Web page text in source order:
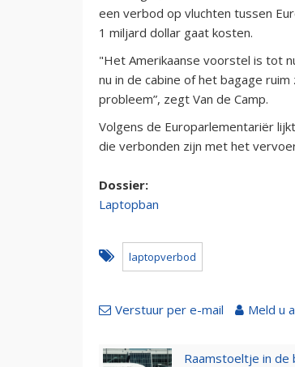
een verbod op vluchten tussen
1 miljard dollar gaat kosten.
"Het Amerikaanse voorstel is tot
nu in de cabine of het bagage
probleem”, zegt Van de Camp.
Volgens de Europarlementariër
die verbonden zijn met het
Dossier:
Laptopban
laptopverbod
Verstuur per e-mail Meld u
Raamstoeltje in de